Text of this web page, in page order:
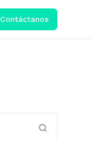
Contáctanos